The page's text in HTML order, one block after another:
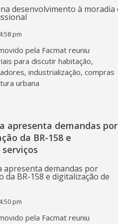
pm
pela Facmat reuniu
para discutir habitação,
industrialização, compras
urbana
apresenta demandas por
da BR-158 e
pm
pela Facmat reuniu